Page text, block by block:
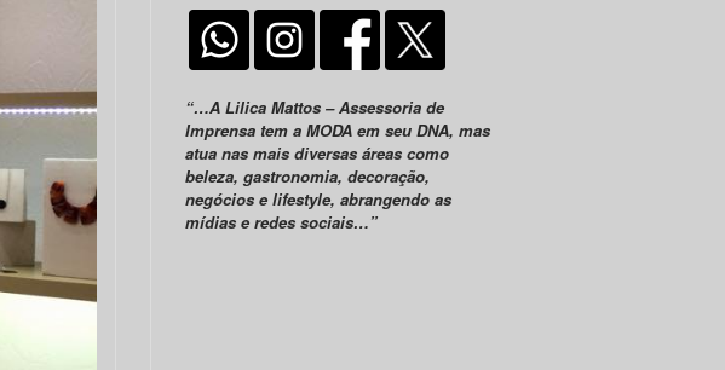
“…A Lilica Mattos – Assessoria de
Imprensa tem a MODA em seu DNA, mas
atua nas mais diversas áreas como
beleza, gastronomia, decoração,
negócios e lifestyle, abrangendo as
mídias e redes sociais…”